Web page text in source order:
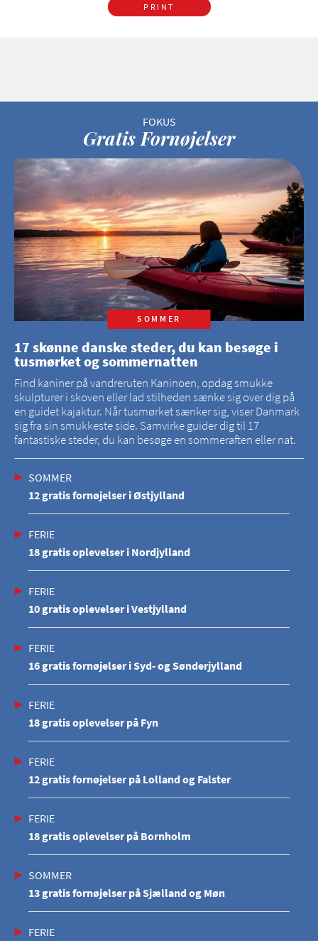
PRINT
Gratis Fornøjelser
SOMMER
17 skønne danske steder, du kan besøge i
tusmørket og sommernatten
Find kaniner på vandreruten Kaninoen, opdag smukke
skulpturer i skoven eller lad stilheden sænke sig over dig på
en guidet kajaktur. Når tusmørket sænker sig, viser Danmark
sig fra sin smukkeste side. Samvirke guider dig til 17
fantastiske steder, du kan besøge en sommeraften eller nat.
SOMMER
12 gratis fornøjelser i Østjylland
FERIE
18 gratis oplevelser i Nordjylland
FERIE
10 gratis oplevelser i Vestjylland
FERIE
16 gratis fornøjelser i Syd- og Sønderjylland
FERIE
18 gratis oplevelser på Fyn
FERIE
12 gratis fornøjelser på Lolland og Falster
FERIE
18 gratis oplevelser på Bornholm
SOMMER
13 gratis fornøjelser på Sjælland og Møn
FERIE